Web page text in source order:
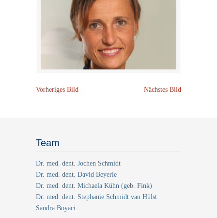
Vorheriges Bild Nächstes Bild
Team
Dr. med. dent. Jochen Schmidt
Dr. med. dent. David Beyerle
Dr. med. dent. Michaela Kühn (geb. Fink)
Dr. med. dent. Stephanie Schmidt van Hülst
Sandra Boyaci